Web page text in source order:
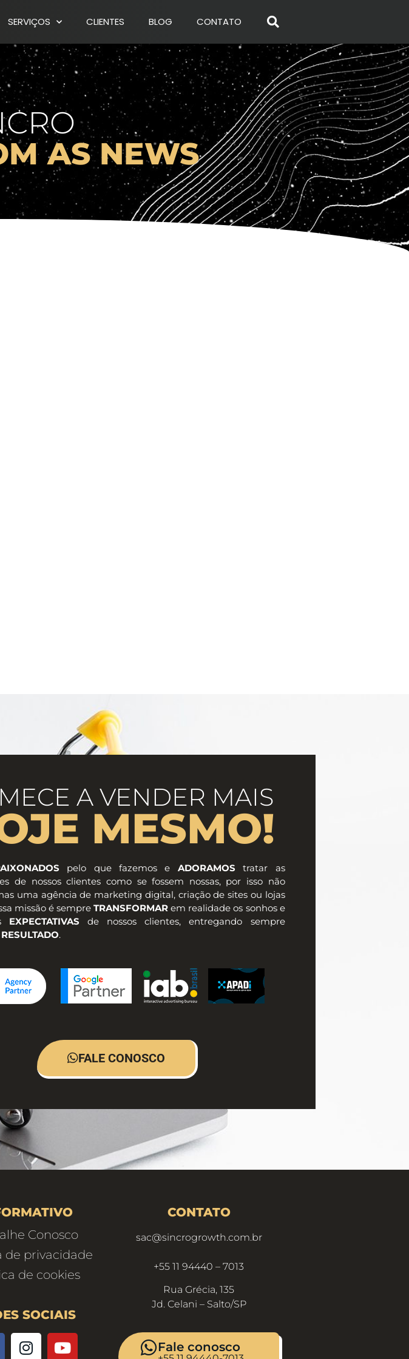
SERVIÇOS CLIENTES BLOG CONTATO
AS NEWS
A VENDER MAIS
MESMO!
pelo que fazemos e ADORAMOS tratar as
de nossos clientes como se fossem nossas, por isso não
uma agência de marketing digital, criação de sites ou lojas
missão é sempreTRANSFORMAR em realidade os sonhos e
EXPECTATIVAS de nossos clientes, entregando sempre
.
FALE CONOSCO
Conosco
de privacidade
de cookies
SOCIAIS
CONTATO
sac@sincrogrowth.com.br
+55 11 94440 – 7013
Rua Grécia, 135
Jd. Celani – Salto/SP
Fale conosco